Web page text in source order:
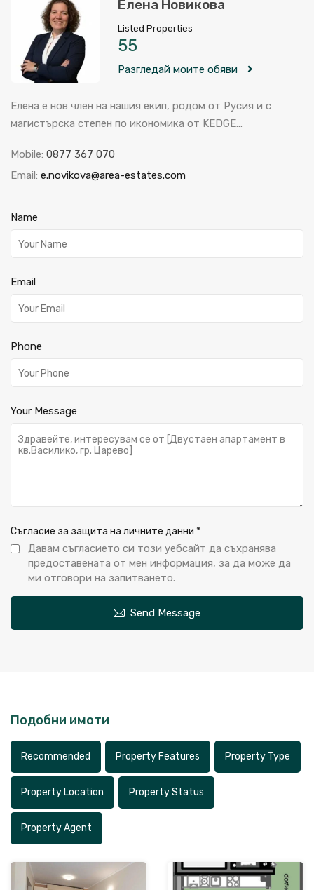
Елена Новикова
Listed Properties
55
Разгледай моите обяви
Елена е нов член на нашия екип, родом от Русия и с
магистърска степен по икономика от KEDGE…
Mobile: 0877 367 070
Email: e.novikova@area-estates.com
Name
Email
Phone
Your Message
Съгласие за защита на личните данни *
Давам съгласието си този уебсайт да съхранява
предоставената от мен информация, за да може да
ми отговори на запитването.
Send Message
Подобни имоти
Recommended Property Features Property Type
Property Location Property Status
Property Agent